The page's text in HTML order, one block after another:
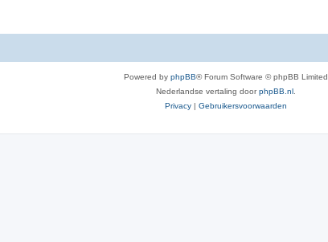
Powered by phpBB® Forum Software © phpBB Limited
Nederlandse vertaling doorphpBB.nl
Privacy | Gebruikersvoorwaarden